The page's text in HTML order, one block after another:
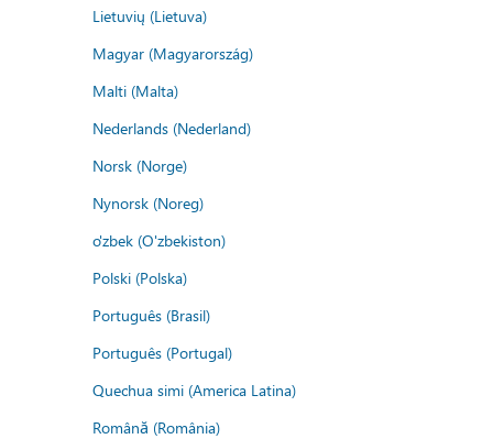
Lietuvių (Lietuva)
Magyar (Magyarország)
Malti (Malta)
Nederlands (Nederland)
Norsk (Norge)
Nynorsk (Noreg)
o'zbek (O'zbekiston)
Polski (Polska)
Português (Brasil)
Português (Portugal)
Quechua simi (America Latina)
Română (România)